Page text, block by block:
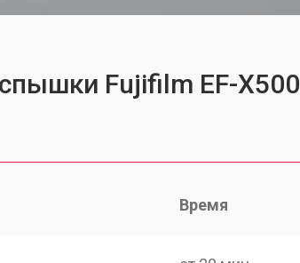
Fujifilm EF-X500
Время